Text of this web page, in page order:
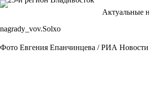
Перейти
Актуальные
nagrady_vov.Solxo
Фото Евгения Епанчинцева / РИА Новости